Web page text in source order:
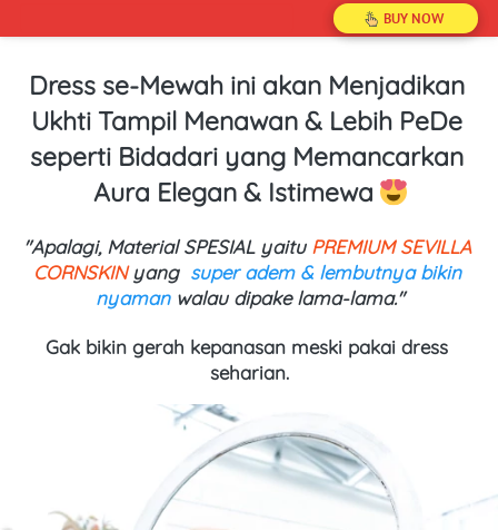
Dress se-Mewah ini akan Menjadikan
Ukhti Tampil Menawan & Lebih PeDe
seperti Bidadari yang Memancarkan
Aura Elegan & Istimewa
"Apalagi, Material SPESIAL yaitu PREMIUM SEVILLA
CORNSKIN yang super adem & lembutnya bikin
nyaman walau dipake lama-lama."
Gak bikin gerah kepanasan meski pakai dress
seharian.
` BUY NOW